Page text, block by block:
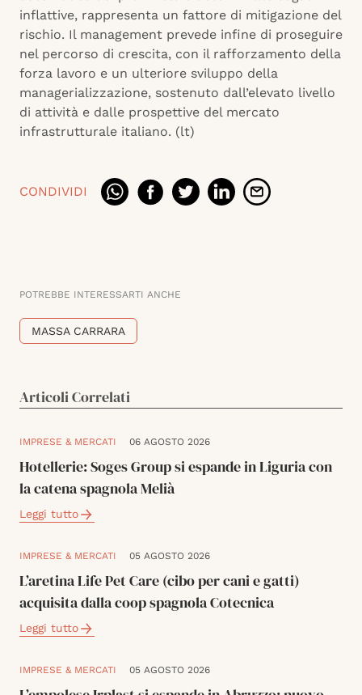
inflattive, rappresenta un fattore di mitigazione del
rischio. Il management prevede infine di proseguire
nel percorso di crescita, con il rafforzamento della
forza lavoro e un ulteriore sviluppo della
managerializzazione, sostenuto dall’elevato livello
di attività e dalle prospettive del mercato
infrastrutturale italiano. (lt)
CONDIVIDI
POTREBBE INTERESSARTI ANCHE
MASSA CARRARA
Articoli Correlati
IMPRESE & MERCATI 06 AGOSTO 2026
Hotellerie: Soges Group si espande in Liguria con
la catena spagnola Melià
Leggi tutto
IMPRESE & MERCATI 05 AGOSTO 2026
L’aretina Life Pet Care (cibo per cani e gatti)
acquisita dalla coop spagnola Cotecnica
Leggi tutto
IMPRESE & MERCATI 05 AGOSTO 2026